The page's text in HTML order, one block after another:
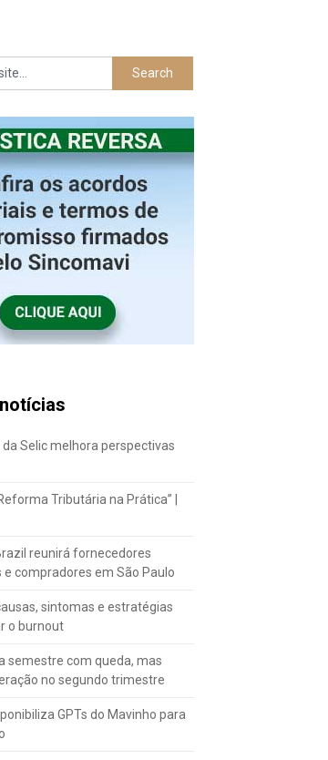
da Selic melhora perspectivas
Tributária na Prática” |
reunirá fornecedores
compradores em São Paulo
sintomas e estratégias
o burnout
semestre com queda, mas
no segundo trimestre
GPTs do Mavinho para